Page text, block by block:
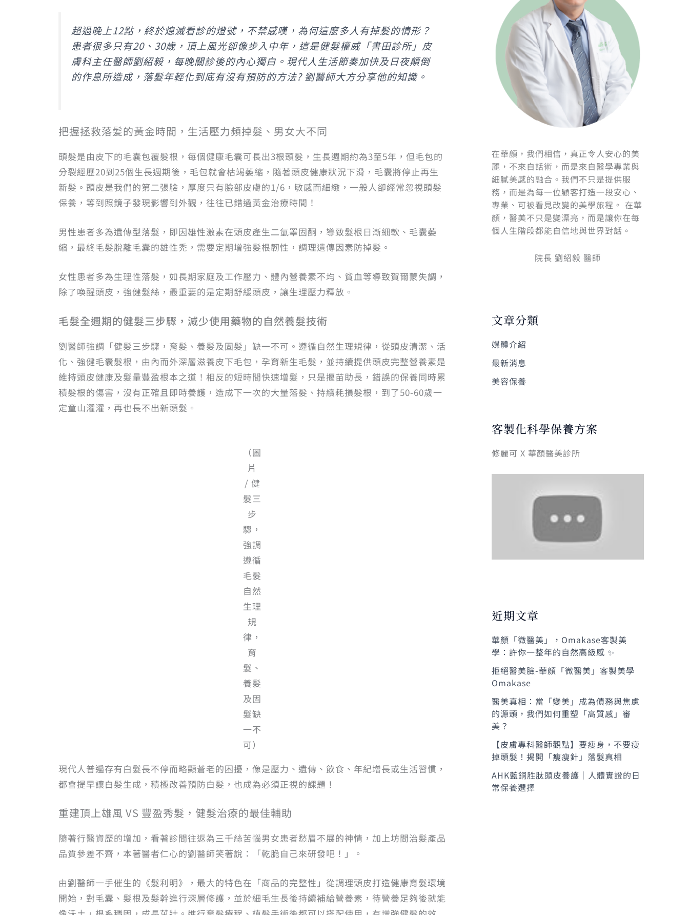
超過晚上12點，終於熄滅看診的燈號，不禁感嘆，為何這麼多人有掉髮的情形？
患者很多只有20、30歲，頂上風光卻像步入中年，這是健髮權威「書田診所」皮
膚科主任醫師劉紹毅，每晚關診後的內心獨白。現代人生活節奏加快及日夜顛倒
的作息所造成，落髮年輕化到底有沒有預防的方法? 劉醫師大方分享他的知識。
把握拯救落髪的黃金時間，生活壓力頻掉髮、男女大不同
頭髮是由皮下的毛囊包覆髮根，每個健康毛囊可長出3根頭髮，生長週期約為3至5年，但毛包的
分裂經歷20到25個生長週期後，毛包就會枯竭萎縮，隨著頭皮健康狀況下滑，毛囊將停止再生
新髮。頭皮是我們的第二張臉，厚度只有臉部皮膚的1/6，敏感而細緻，一般人卻經常忽視頭髮
保養，等到照鏡子發現影響到外觀，往往已錯過黃金治療時間！
男性患者多為遺傳型落髮，即因雄性激素在頭皮產生二氫睪固酮，導致髮根日漸細軟、毛囊萎
縮，最終毛髮脫離毛囊的雄性禿，需要定期增強髮根韌性，調理遺傳因素防掉髮。
女性患者多為生理性落髮，如長期家庭及工作壓力、體內營養素不均、貧血等導致賀爾蒙失調，
除了喚醒頭皮，強健髮絲，最重要的是定期舒緩頭皮，讓生理壓力釋放。
毛髮全週期的健髮三步驟，減少使用藥物的自然養髮技術
劉醫師強調「健髮三步驟，育髮、養髮及固髮」缺一不可。遵循自然生理規律，從頭皮清潔、活
化、強健毛囊髮根，由內而外深層滋養皮下毛包，孕育新生毛髮，並持續提供頭皮完整營養素是
維持頭皮健康及髮量豐盈根本之道！相反的短時間快速增髮，只是揠苗助長，錯誤的保養同時累
積髮根的傷害，沒有正確且即時養護，造成下一次的大量落髮、持續耗損髮根，到了50-60歲一
定童山濯濯，再也長不出新頭髮。
（圖
片
/ 健
髮三
步
驟，
強調
遵循
毛髮
自然
生理
規
律，
育
髮、
養髮
及固
髮缺
一不
可）
現代人普遍存有白髮長不停而略顯蒼老的困擾，像是壓力、遺傳、飲食、年紀增長或生活習慣，
都會提早讓白髮生成，積極改善預防白髮，也成為必須正視的課題！
重建頂上雄風 VS 豐盈秀髮，健髮治療的最佳輔助
隨著行醫資歷的增加，看著診間往返為三千絲苦惱男女患者愁眉不展的神情，加上坊間治髮產品
品質參差不齊，本著醫者仁心的劉醫師笑著說：「乾脆自己來研發吧！」。
由劉醫師一手催生的《髮利明》，最大的特色在「商品的完整性」從調理頭皮打造健康育髮環境
開始，對毛囊、髮根及髮幹進行深層修護，並於細毛生長後持續補給營養素，待營養足夠後就能
在華顏，我們相信，真正令人安心的美
麗，不來自話術，而是來自醫學專業與
細膩美感的融合。我們不只是提供服
務，而是為每一位顧客打造一段安心、
專業、可被看見改變的美學旅程。 在華
顏，醫美不只是變漂亮，而是讓你在每
個人生階段都能自信地與世界對話。
院長 劉紹毅 醫師
文章分類
媒體介紹
最新消息
美容保養
客製化科學保養方案
修麗可 X 華顏醫美診所
近期文章
華顏「微醫美」，Omakase客製美
學：許你一整年的自然高級感 ✨
拒絕醫美臉-華顏「微醫美」客製美學
Omakase
醫美真相：當「變美」成為債務與焦慮
的源頭，我們如何重塑「高質感」審
美？
【皮膚專科醫師觀點】要瘦身，不要瘦
掉頭髮！揭開「瘦瘦針」落髮真相
AHK藍銅胜肽頭皮養護｜人體實證的日
常保養選擇